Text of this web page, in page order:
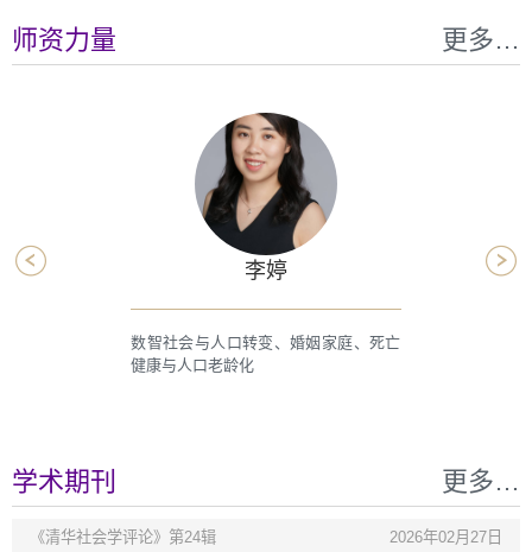
师资力量 更多…
李婷
数智社会与人口转变、婚姻家庭、死亡
健康与人口老龄化
学术期刊 更多…
2026年02月27日
《清华社会学评论》第24辑